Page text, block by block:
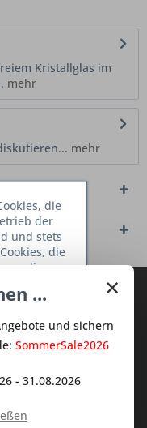
Kristallglas im
mehr
mehr
Deine
mehr aus
×
...
und sichern
SommerSale2026
- 31.08.2026
die
der
und stets
die
dieser
mit
sollen,